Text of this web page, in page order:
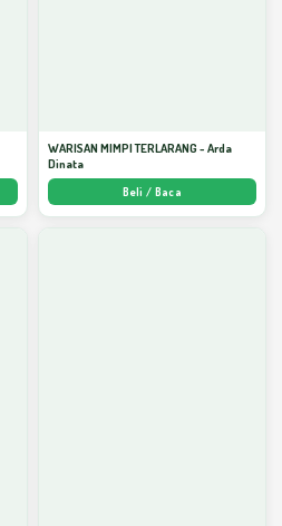
WARISAN MIMPI TERLARANG - Arda
Dinata
Beli / Baca